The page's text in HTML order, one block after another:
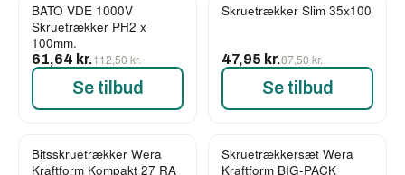
-45%
BATO VDE 1000V
Skruetrækker PH2 x
100mm.
61,64 kr.112,50 kr.
Se tilbud
-45%
Skruetrækker Slim 35x100
47,95 kr.87,50 kr.
Se tilbud
-44%
Bitsskruetrækker Wera
Kraftform Kompakt 27 RA
-43%
Skruetrækkersæt Wera
Kraftform BIG-PACK